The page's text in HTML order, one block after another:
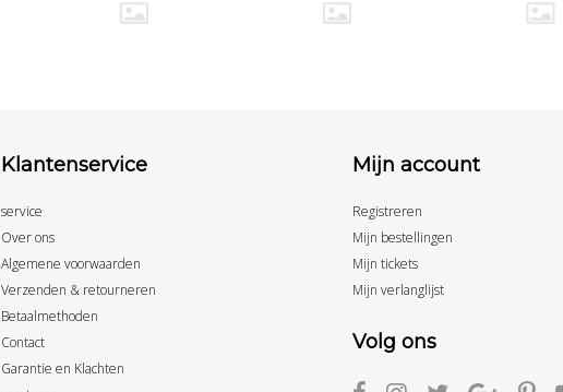
Klantenservice
service
Over ons
Algemene voorwaarden
Verzenden & retourneren
Betaalmethoden
Contact
Garantie en Klachten
Mijn account
Registreren
Mijn bestellingen
Mijn tickets
Mijn verlanglijst
Volg ons